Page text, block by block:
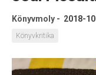
Könyvmoly - 2018-
Könyvkritika